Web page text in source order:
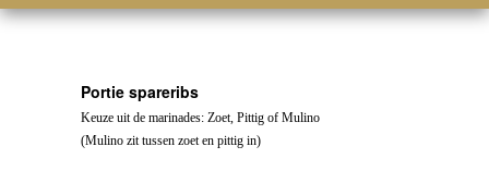
Portie spareribs
Keuze uit de marinades: Zoet, Pittig of Mulino
(Mulino zit tussen zoet en pittig in)